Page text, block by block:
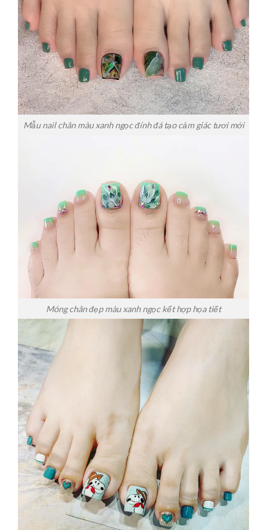
Mẫu nail chân màu xanh ngọc đính đá tạo cảm giác tươi mới
Móng chân đẹp màu xanh ngọc kết hợp họa tiết